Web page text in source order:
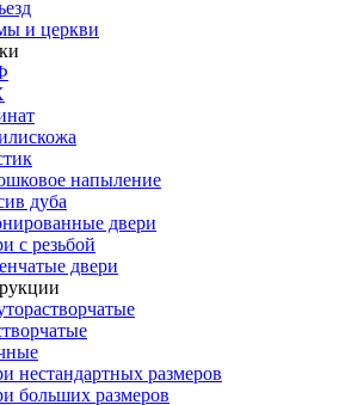
и церкви
напыление
дуба
двери
с резьбой
двери
нестандартных размеров
больших размеров